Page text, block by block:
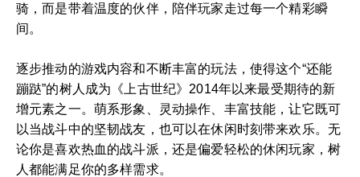
骑，而是带着温度的伙伴，陪伴玩家走过每一个精彩瞬
间。
逐步推动的游戏内容和不断丰富的玩法，使得这个“还能
蹦跶”的树人成为《上古世纪》2014年以来最受期待的新
增元素之一。萌系形象、灵动操作、丰富技能，让它既可
以当战斗中的坚韧战友，也可以在休闲时刻带来欢乐。无
论你是喜欢热血的战斗派，还是偏爱轻松的休闲玩家，树
人都能满足你的多样需求。